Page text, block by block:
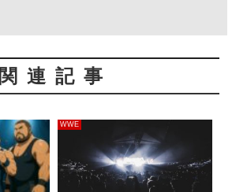
関連記事
WWE